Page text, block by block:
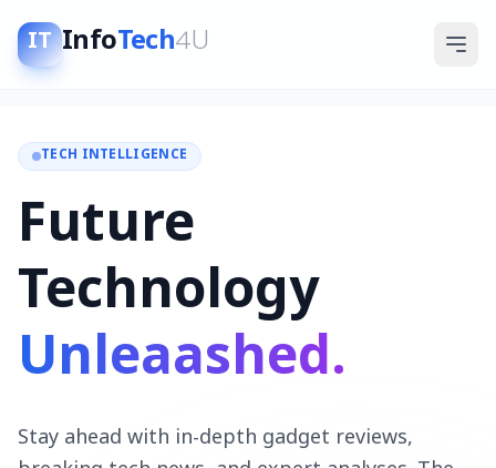
IT InfoTech4U
TECH INTELLIGENCE
Future
Technology
Unleaashed.
Stay ahead with in-depth gadget reviews,